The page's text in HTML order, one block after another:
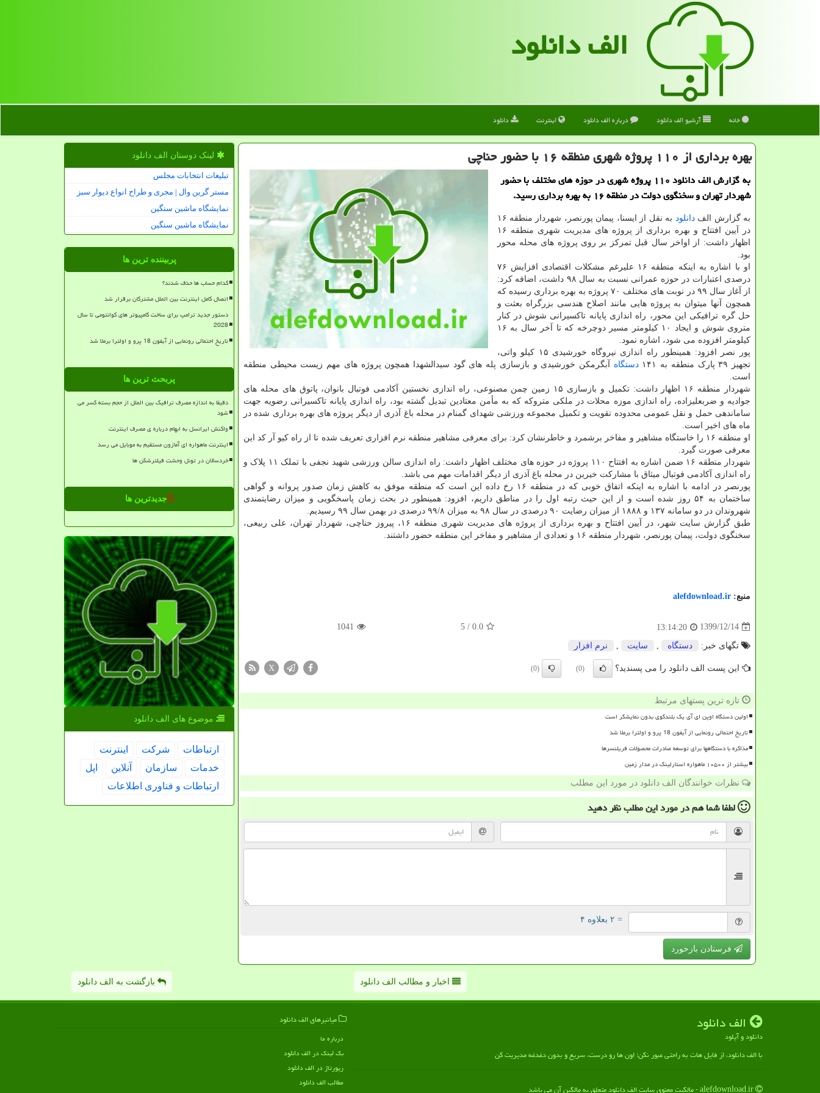
الف دانلود
خانه آرشیو الف دانلود درباره الف دانلود اینترنت دانلود
بهره برداری از ۱۱۰ پروژه شهری منطقه ۱۶ با حضور حناچی
به گزارش الف دانلود ۱۱۰ پروژه شهری در حوزه های مختلف با حضور
شهردار تهران و سخنگوی دولت در منطقه ۱۶ به بهره برداری رسید.
به گزارش الفدانلود
به نقل از ایسنا، پیمان پورنصر، شهردار منطقه ۱۶
در آیین افتتاح و بهره برداری از پروژه های مدیریت شهری منطقه ۱۶
اظهار داشت: از اواخر سال قبل تمرکز بر روی پروژه های محله محور
بود.
او با اشاره به اینکه منطقه ۱۶ علیرغم مشکلات اقتصادی افزایش ۷۶
درصدی اعتبارات در حوزه عمرانی نسبت به سال ۹۸ داشت، اضافه کرد:
از آغاز سال ۹۹ در نوبت های مختلف ۷۰ پروژه به بهره برداری رسیده که
همچون آنها میتوان به پروژه هایی مانند اصلاح هندسی بزرگراه بعثت و
حل گره ترافیکی این محور، راه اندازی پایانه تاکسیرانی شوش در کنار
متروی شوش و ایجاد ۱۰ کیلومتر مسیر دوچرخه که تا آخر سال به ۱۶
کیلومتر افزوده می شود، اشاره نمود.
پور نصر افزود: همینطور راه اندازی نیروگاه خورشیدی ۱۵ کیلو واتی،
تجهیز ۳۹ پارک منطقه به ۱۴۱
دستگاه آبگرمکن خورشیدی و بازسازی پله های گود سیدالشهدا همچون پروژه های مهم زیست محیطی منطقه
است.
شهردار منطقه ۱۶ اظهار داشت: تکمیل و بازسازی ۱۵ زمین چمن مصنوعی، راه اندازی نخستین آکادمی فوتبال بانوان، پاتوق های محله های
جوادیه و ضربعلیزاده، راه اندازی موزه محلات در ملکی متروکه که به مأمن معتادین تبدیل گشته بود، راه اندازی پایانه تاکسیرانی رضویه جهت
ساماندهی حمل و نقل عمومی محدوده تقویت و تکمیل مجموعه ورزشی شهدای گمنام در محله باغ آذری از دیگر پروژه های بهره برداری شده در
ماه های اخیر است.
او منطقه ۱۶ را خاستگاه مشاهیر و مفاخر برشمرد و خاطرنشان کرد: برای معرفی مشاهیر منطقه نرم افزاری تعریف شده تا از راه کیو آر کد این
معرفی صورت گیرد.
شهردار منطقه ۱۶ ضمن اشاره به افتتاح ۱۱۰ پروژه در حوزه های مختلف اظهار داشت: راه اندازی سالن ورزشی شهید نجفی با تملک ۱۱ پلاک و
راه اندازی آکادمی فوتبال میثاق با مشارکت خیرین در محله باغ آذری از دیگر اقدامات مهم می باشد.
پورنصر در ادامه با اشاره به اینکه اتفاق خوبی که در منطقه ۱۶ رخ داده این است که منطقه موفق به کاهش زمان صدور پروانه و گواهی
ساختمان به ۵۴ روز شده است و از این حیث رتبه اول را در مناطق داریم، افزود: همینطور در بحث زمان پاسخگویی و میزان رضایتمندی
شهروندان در دو سامانه ۱۳۷ و ۱۸۸۸ از میزان رضایت ۹۰ درصدی در سال ۹۸ به میزان ۹۹/۸ درصدی در بهمن سال ۹۹ رسیدیم.
طبق گزارش سایت شهر، در آیین افتتاح و بهره برداری از پروژه های مدیریت شهری منطقه ۱۶، پیروز حناچی، شهردار تهران، علی ربیعی،
سخنگوی دولت، پیمان پورنصر، شهردار منطقه ۱۶ و تعدادی از مشاهیر و مفاخر این منطقه حضور داشتند.
منبع: alefdownload.ir
1399/12/14
13:14:20
0.0
/ 5
1041
تگهای خبر: دستگاه سایت نرم افزار
این پست الف دانلود را می پسندید؟ (0)
(0)
X
تازه ترین پستهای مرتبط
اولین دستگاه اوپن ای آی یک بلندگوی بدون نمایشگر است
تاریخ احتمالی رونمایی از آیفون 18 پرو و اولترا برملا شد
مذاکره با دستگاهها برای توسعه صادرات محصولات فریلنسرها
بیشتر از ۱۰۵۰۰ ماهواره استارلینک در مدار زمین
نظرات خوانندگان الف دانلود در مورد این مطلب
لطفا شما همدر مورد این مطلبنظر دهید
= ۲ بعلاوه ۴
فرستادن بازخورد
لینک دوستان الف دانلود
تبلیغات انتخابات مجلس
مستر گرین وال | مجری و طراح انواع دیوار سبز
نمایشگاه ماشین سنگین
نمایشگاه ماشین سنگین
پربیننده ترین ها
کدام حساب ها حذف شدند؟
اتصال کامل اینترنت بین الملل مشترکان برقرار شد
دستور جدید ترامپ برای ساخت کامپیوتر های کوانتومی تا سال
2028
تاریخ احتمالی رونمایی از آیفون 18 پرو و اولترا برملا شد
پربحث ترین ها
دقیقا به اندازه مصرف ترافیک بین الملل از حجم بسته کسر می
شود
واکنش ایرانسل به ابهام درباره ی مصرف اینترنت
اینترنت ماهواره ای آمازون مستقیم به موبایل می رسد
خردسالان در تونل وحشت فیلترشکن ها
جدیدترین ها
موضوع های الف دانلود
ارتباطات شركت
اینترنت
خدمات
سازمان آنلاین
اپل
ارتباطات و فناوری اطلاعات
اخبار و مطالب الف دانلود بازگشت به الف دانلود
الف دانلود
دانلود و آپلود
با الف دانلود، از فایل هات به راحتی عبور نکن؛ اون ها رو درست، سریع و بدون دغدغه مدیریت کن
میانبرهای الف دانلود
درباره ما
بک لینک در الف دانلود
رپورتاژ در الف دانلود
مطالب الف دانلود